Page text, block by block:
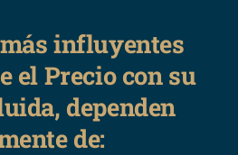
influyentes
el Precio con su
dependen
de: